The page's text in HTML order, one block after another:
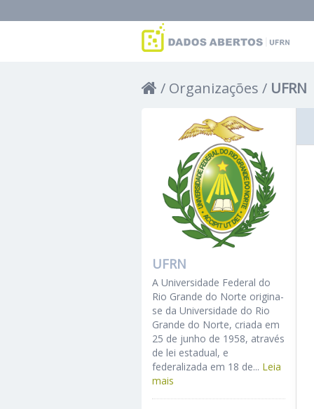
Organizações UFRN
UFRN
A Universidade Federal do
Rio Grande do Norte origina-
se da Universidade do Rio
Grande do Norte, criada em
25 de junho de 1958, através
de lei estadual, e
federalizada em 18 de... Leia
mais